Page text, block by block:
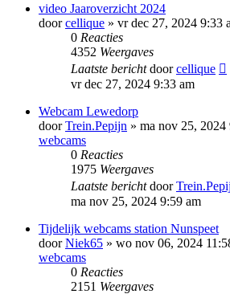
video Jaaroverzicht 2024
doorcellique » vr dec 27, 2024 9:33
0 Reacties
4352 Weergaves
Laatste berichtdoorcellique
vr dec 27, 2024 9:33 am
Webcam Lewedorp
doorTrein.Pepijn » ma nov 25, 2024
webcams
0 Reacties
1975 Weergaves
Laatste berichtdoor
ma nov 25, 2024 9:59 am
Tijdelijk webcams station Nunspeet
doorNiek65 » wo nov 06, 2024
webcams
0 Reacties
2151 Weergaves